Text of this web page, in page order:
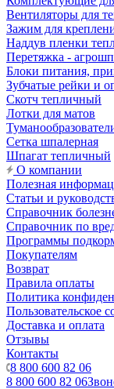
Вентиляторы для
Зажим для
Наддув пленки
Перетяжка -
Блоки питания,
Зубчатые рейки и
Скотч тепличный
Лотки для матов
Сетка шпалерная
Шпагат тепличный
О компании
Полезная
Статьи и
Справочник
Справочник по
Программы
Покупателям
Возврат
Правила оплаты
Политика
Пользовательское
Доставка и оплата
Отзывы
Контакты
8 800 600 82 06
8 800 600 82 06